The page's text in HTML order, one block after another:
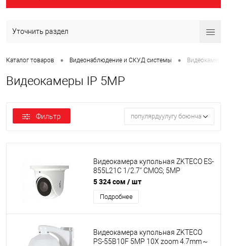
Уточнить раздел
Каталог товаров • Видеонаблюдение и СКУД системы • Видеокамеры
Видеокамеры IP 5MP
Фильтр популярдуулугу боюнча
Видеокамера купольная ZKTECO ES-
855L21C 1/2.7" CMOS; 5MP
(2560*1920)15fps; H.264/H.265; IR
Range 30m; Fixed Lens 2.8mm; DWDR,
3D DNR, video analytics; PoE;
5 324 сом / шт
Подробнее
Видеокамера купольная ZKTECO
PS-55B10F 5MP 10X zoom 4.7mm～